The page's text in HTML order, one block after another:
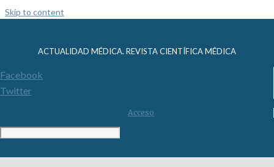
Skip to content
ACTUALIDAD MÉDICA. REVISTA CIENTÍFICA MÉDICA
Facebook
Twitter
Acceso